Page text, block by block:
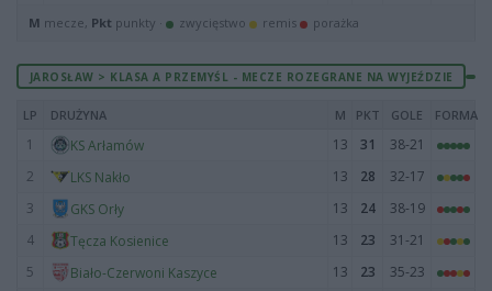
M mecze, Pkt punkty · zwycięstwo remis porażka
JAROSŁAW > KLASA A PRZEMYŚL - MECZE ROZEGRANE NA WYJEŹDZIE
LP DRUŻYNA M PKT GOLE FORMA
1 KS Arłamów 13 31
38-21
2
LKS Nakło 13 28
32-17
3
GKS Orły 13 24
38-19
4
Tęcza Kosienice 13 23
31-21
5
Biało-Czerwoni Kaszyce 13 23
35-23